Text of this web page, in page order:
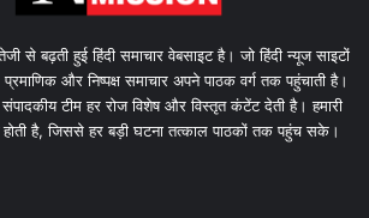
बढ़ती हुई हिंदी समाचार वेबसाइट है। जो हिंदी न्यूज साइटों
और निष्पक्ष समाचार अपने पाठक वर्ग तक पहुंचाती है।
टीम हर रोज विशेष और विस्तृत कंटेंट देती है। हमारी
है, जिससे हर बड़ी घटना तत्काल पाठकों तक पहुंच सके।